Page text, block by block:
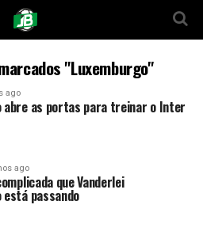
"Luxemburgo"
ago
abre as portas para treinar o Inter
ago
que Vanderlei
está passando